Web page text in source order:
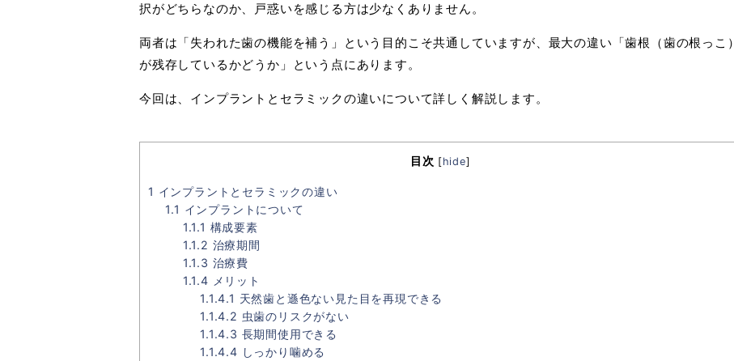
択がどちらなのか、戸惑いを感じる方は少なくありません。
両者は「失われた歯の機能を補う」という目的こそ共通していますが、最大の違い「歯根（歯の根っこ）
が残存しているかどうか」という点にあります。
今回は、インプラントとセラミックの違いについて詳しく解説します。
目次 [hide]
1 インプラントとセラミックの違い
1.1 インプラントについて
1.1.1 構成要素
1.1.2 治療期間
1.1.3 治療費
1.1.4 メリット
1.1.4.1 天然歯と遜色ない見た目を再現できる
1.1.4.2 虫歯のリスクがない
1.1.4.3 長期間使用できる
1.1.4.4 しっかり噛める